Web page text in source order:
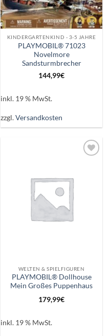
KINDERGARTENKIND - 3-5 JAHRE
PLAYMOBIL® 71023
Novelmore
Sandsturmbrecher
144,99€
inkl. 19 % MwSt.
zzgl.Versandkosten
WELTEN & SPIELFIGUREN
PLAYMOBIL® Dollhouse
Mein Großes Puppenhaus
179,99€
inkl. 19 % MwSt.